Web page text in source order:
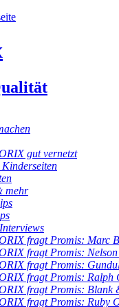
gut vernetzt
Kinderseiten
mehr
fragt Promis: Marc
fragt Promis:
fragt Promis:
fragt Promis: Ralph
fragt Promis: Blank
fragt Promis: Ruby